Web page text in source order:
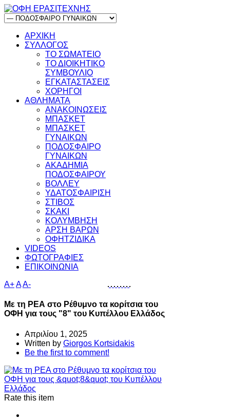
ΑΡΧΙΚΗ
ΣΥΛΛΟΓΟΣ
ΤΟ ΣΩΜΑΤΕΙΟ
ΤΟ ΔΙΟΙΚΗΤΙΚΟ
ΣΥΜΒΟΥΛΙΟ
ΕΓΚΑΤΑΣΤΑΣΕΙΣ
ΧΟΡΗΓΟΙ
ΑΘΛΗΜΑΤΑ
ΑΝΑΚΟΙΝΩΣΕΙΣ
ΜΠΑΣΚΕΤ
ΜΠΑΣΚΕΤ
ΓΥΝΑΙΚΩΝ
ΠΟΔΟΣΦΑΙΡΟ
ΓΥΝΑΙΚΩΝ
ΑΚΑΔΗΜΙΑ
ΠΟΔΟΣΦΑΙΡΟΥ
ΒΟΛΛΕΥ
ΥΔΑΤΟΣΦΑΙΡΙΣΗ
ΣΤΙΒΟΣ
ΣΚΑΚΙ
ΚΟΛΥΜΒΗΣΗ
ΑΡΣΗ ΒΑΡΩΝ
ΟΦΗΤΖΙΔΙΚΑ
VIDEOS
ΦΩΤΟΓΡΑΦΙΕΣ
ΕΠΙΚΟΙΝΩΝΙΑ
A+AA-
Με τη ΡΕΑ στο Ρέθυμνο τα κορίτσια του
ΟΦΗ για τους "8" του Κυπέλλου Ελλάδος
Απριλίου 1, 2025
Written by Giorgos Kortsidakis
Be the first to comment!
Rate this item